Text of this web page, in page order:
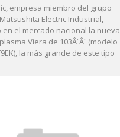
empresa miembro del grupo
Electric Industrial,
en el mercado nacional la nueva
Viera de 103Â´Â´ (modelo
la más grande de este tipo